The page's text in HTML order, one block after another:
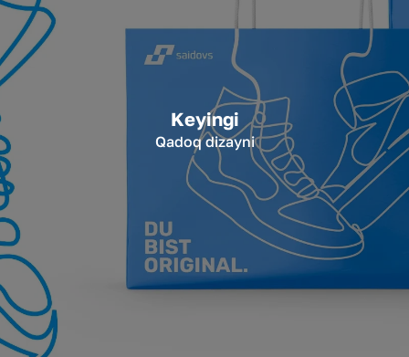
Keyingi
Qadoq dizayni